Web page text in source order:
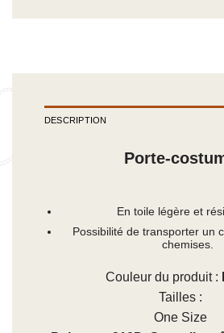
DESCRIPTION
Porte-
En toile légère et
Possibilité de transporter un
chemises.
Couleur du produit :
Tailles :
One Size